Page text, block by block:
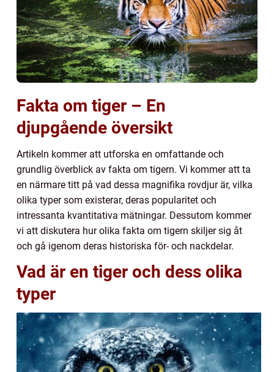
Fakta om tiger – En
djupgående översikt
Artikeln kommer att utforska en omfattande och
grundlig överblick av fakta om tigern. Vi kommer att ta
en närmare titt på vad dessa magnifika rovdjur är, vilka
olika typer som existerar, deras popularitet och
intressanta kvantitativa mätningar. Dessutom kommer
vi att diskutera hur olika fakta om tigern skiljer sig åt
och gå igenom deras historiska för- och nackdelar.
Vad är en tiger och dess olika
typer